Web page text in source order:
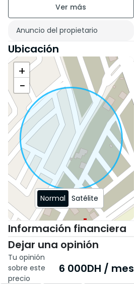
Anuncio del propietario
Ubicación
+
−
Normal Satélite
Información financiera
Dejar una opinión
Tu opinión
sobre este
precio
6 000DH / mes